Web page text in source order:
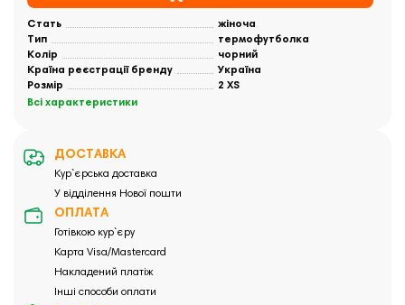
Стать
жіноча
Тип
термофутболка
Колір
чорний
Країна реєстрації бренду
Україна
Розмір
2 XS
Всі характеристики
ДОСТАВКА
Кур`єрська доставка
У відділення Нової пошти
ОПЛАТА
Готівкою кур`єру
Карта Visa/Mastercard
Накладений платіж
Інші способи оплати